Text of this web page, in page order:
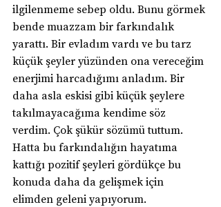
ilgilenmeme sebep oldu. Bunu görmek
bende muazzam bir farkındalık
yarattı. Bir evladım vardı ve bu tarz
küçük şeyler yüzünden ona vereceğim
enerjimi harcadığımı anladım. Bir
daha asla eskisi gibi küçük şeylere
takılmayacağıma kendime söz
verdim. Çok şükür sözümü tuttum.
Hatta bu farkındalığın hayatıma
kattığı pozitif şeyleri gördükçe bu
konuda daha da gelişmek için
elimden geleni yapıyorum.